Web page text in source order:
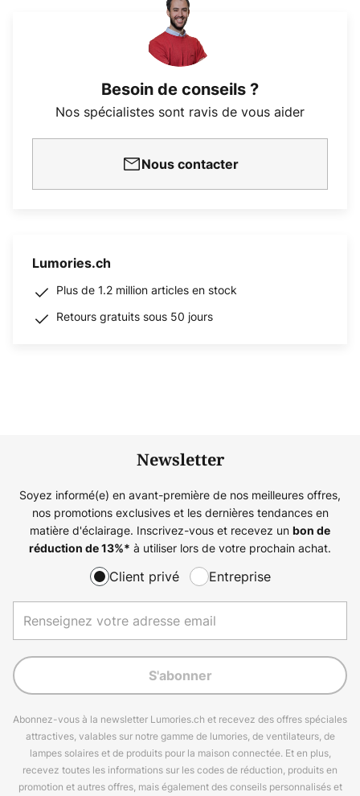
Besoin de conseils ?
Nos spécialistes sont ravis de vous aider
Nous contacter
Lumories.ch
Plus de 1.2 million articles en stock
Retours gratuits sous 50 jours
Newsletter
Soyez informé(e) en avant-première de nos meilleures offres,
nos promotions exclusives et les dernières tendances en
matière d'éclairage. Inscrivez-vous et recevez un bon de
réduction de13%* à utiliser lors de votre prochain achat.
Client privé Entreprise
S'abonner
Abonnez-vous à la newsletter Lumories.ch et recevez des offres spéciales
attractives, valables sur notre gamme de lumories, de ventilateurs, de
lampes solaires et de produits pour la maison connectée. Et en plus,
recevez toutes les informations sur les codes de réduction, produits en
promotion et autres offres, mais également des conseils personnalisés et